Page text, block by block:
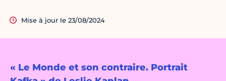
« Le Monde et son contraire. Portrait
Mise à jour le 23/08/2024